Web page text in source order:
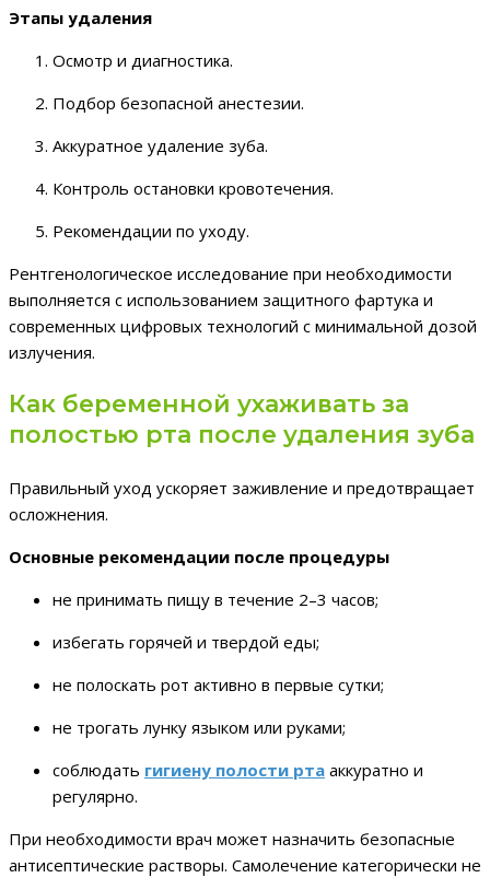
Этапы удаления
Осмотр и диагностика.
Подбор безопасной анестезии.
Аккуратное удаление зуба.
Контроль остановки кровотечения.
Рекомендации по уходу.
Рентгенологическое исследование при необходимости
выполняется с использованием защитного фартука и
современных цифровых технологий с минимальной дозой
излучения.
Как беременной ухаживать за
полостью рта после удаления зуба
Правильный уход ускоряет заживление и предотвращает
осложнения.
Основные рекомендации после процедуры
не принимать пищу в течение 2–3 часов;
избегать горячей и твердой еды;
не полоскать рот активно в первые сутки;
не трогать лунку языком или руками;
соблюдать гигиену полости рта аккуратно и
регулярно.
При необходимости врач может назначить безопасные
антисептические растворы. Самолечение категорически не